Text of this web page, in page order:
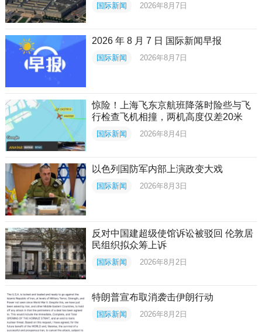
国际新闻 2026年8月7日
2026 年 8 月 7 日 国际新闻早报
国际新闻 2026年8月7日
惊险！上海飞东京航班降落时险些与飞
行检查飞机相撞，两机高度仅差20米
国际新闻 2026年8月4日
以色列国防军内部上演政变大戏
国际新闻 2026年8月3日
反对中国建超级使馆诉讼被驳回 伦敦居
民组织拟众筹上诉
国际新闻 2026年8月2日
特朗普宣布取消袭击伊朗行动
国际新闻 2026年8月2日